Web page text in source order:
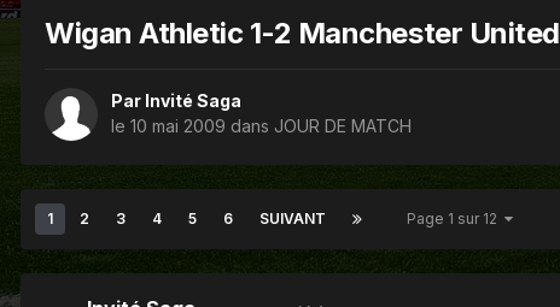
Wigan Athletic 1-2 Manchester United
Par Invité Saga
le 10 mai 2009 dans JOUR DE MATCH
1 2 3 4 5 6 SUIVANT Page 1 sur 12